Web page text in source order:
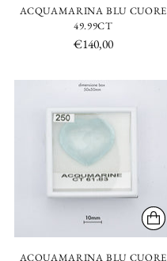
ACQUAMARINA BLU CUORE
49.99CT
€140,00
ACQUAMARINA BLU CUORE